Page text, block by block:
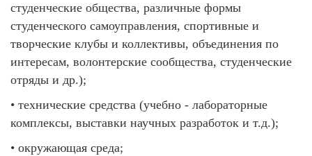
студенческие общества, различные формы
студенческого самоуправления, спортивные и
творческие клубы и коллективы, объединения по
интересам, волонтерские сообщества, студенческие
отряды и др.);
• технические средства (учебно - лабораторные
комплексы, выставки научных разработок и т.д.);
• окружающая среда;